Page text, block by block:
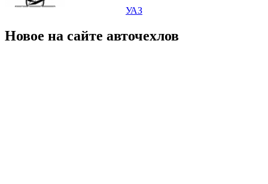
УАЗ
Новое на сайте авточехлов